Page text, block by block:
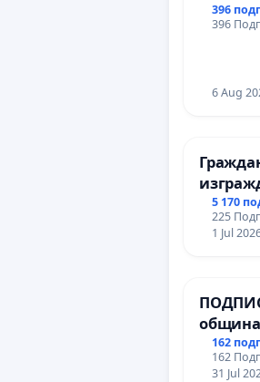
396
396
6 Aug
парк
5 170
225
1 Jul
община
за
МЕД”
162
162
31 Jul